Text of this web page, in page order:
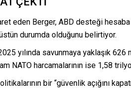
eden Berger, ABD desteği
durumda olduğunu belirtiyor.
yılında savunmaya yaklaşık
NATO harcamalarının ise 1,58
bir “güvenlik açığını